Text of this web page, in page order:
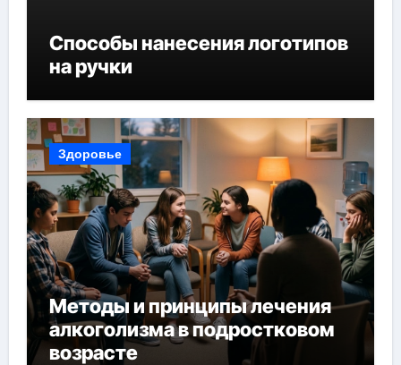
Способы нанесения логотипов
на ручки
Здоровье
Методы и принципы лечения
алкоголизма в подростковом
возрасте